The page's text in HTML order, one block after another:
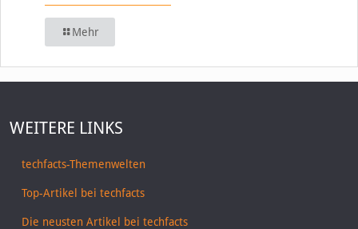
Mehr
WEITERE LINKS
techfacts-Themenwelten
Top-Artikel bei techfacts
Die neusten Artikel bei techfacts